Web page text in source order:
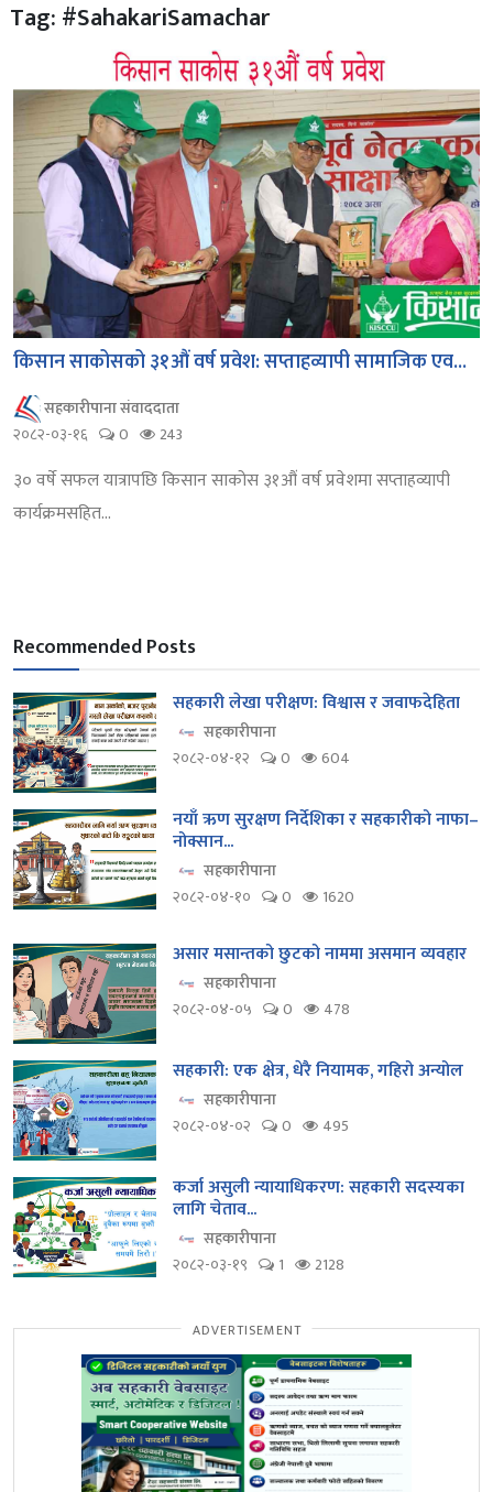
Tag: #SahakariSamachar
किसान साकोसको ३१औं वर्ष प्रवेश: सप्ताहव्यापी सामाजिक एव...
सहकारीपाना संवाददाता
२०८२-०३-१६
0 243
३० वर्षे सफल यात्रापछि किसान साकोस ३१औं वर्ष प्रवेशमा सप्ताहव्यापी
कार्यक्रमसहित...
Recommended Posts
सहकारी लेखा परीक्षण: विश्वास र जवाफदेहिता
सहकारीपाना
२०८२-०४-१२
0 604
नयाँ ऋण सुरक्षण निर्देशिका र सहकारीको नाफा–
नोक्सान...
सहकारीपाना
२०८२-०४-१०
0 1620
असार मसान्तको छुटको नाममा असमान व्यवहार
सहकारीपाना
२०८२-०४-०५
0 478
सहकारी: एक क्षेत्र, धेरै नियामक, गहिरो अन्योल
सहकारीपाना
२०८२-०४-०२
0 495
कर्जा असुली न्यायाधिकरण: सहकारी सदस्यका
लागि चेताव...
सहकारीपाना
२०८२-०३-१९
1 2128
ADVERTISEMENT